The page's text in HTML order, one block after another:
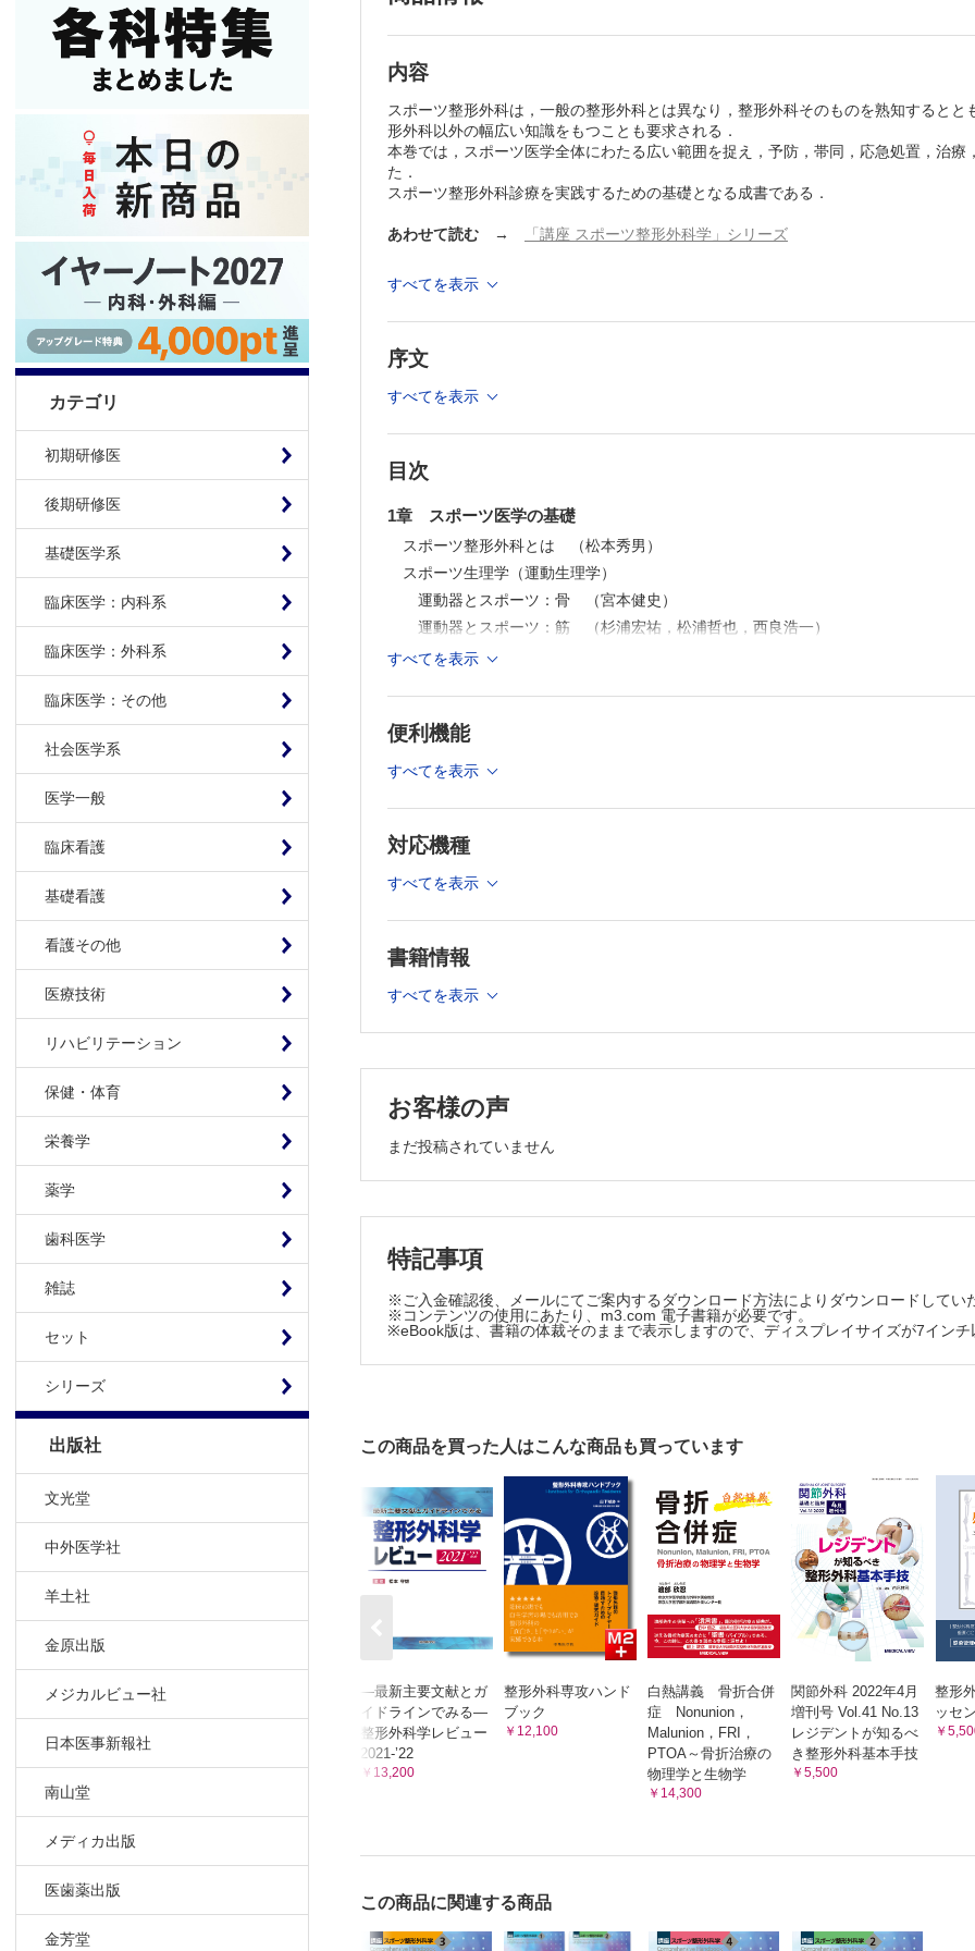
カテゴリ
初期研修医
後期研修医
基礎医学系
臨床医学：内科系
臨床医学：外科系
臨床医学：その他
社会医学系
医学一般
臨床看護
基礎看護
看護その他
医療技術
リハビリテーション
保健・体育
栄養学
薬学
歯科医学
雑誌
セット
シリーズ
出版社
文光堂
中外医学社
羊土社
金原出版
メジカルビュー社
日本医事新報社
南山堂
メディカ出版
医歯薬出版
金芳堂
行）
デンタルチェック （武田友孝，中島一憲）
体力評価，運動機能評価 （広瀬統一）
画像診断 （岩本 航，加藤拓也）
コンディショニング （鳥居 俊）
筋力トレーニング （今井覚志）
スポーツと循環器疾患 （福島理文，深尾宏祐，島田和典）
アスリートと貧血 （山﨑舞子，三宅康史）
スポーツにおける熱中症 （川原 貴）
脳振盪・頭部外傷 （中山晴雄，平元 侑，岩渕 聡）
内容
スポーツ整形外科は，一般の整形外科とは異なり，整形外科そのものを熟知すると
形外科以外の幅広い知識をもつことも要求される．
本巻では，スポーツ医学全体にわたる広い範囲を捉え，予防，帯同，応急処置，治
た．
スポーツ整形外科診療を実践するための基礎となる成書である．
あわせて読む → 「講座 スポーツ整形外科学」シリーズ
※本製品はPCでの閲覧も可能です。
製品のご購入後、「購入済ライセンス一覧」より、オンライン環境で閲覧可能なPDF
すべてを表示
序文
すべてを表示
目次
1章 スポーツ医学の基礎
スポーツ整形外科とは （松本秀男）
スポーツ生理学（運動生理学）
運動器とスポーツ：骨 （宮本健史）
運動器とスポーツ：筋 （杉浦宏祐，松浦哲也，西良浩一）
運動器とスポーツ：関節 （古松毅之）
水・電解質とスポーツ （能勢博，増木静江）
循環器とスポーツ （牧田 茂）
成長期とスポーツ （帖佐悦男）
中高年と健康スポーツ （藤本繁夫，小林 茂）
トップアスリート （金岡恒治）
障がい者スポーツ （山田睦雄）
スポーツ心理学 （山本裕二）
スポーツ歯科 （安井利一）
呼気ガス分析 （東宏一郎）
反射マーカーによる動作解析 （原藤健吾，伯川聡志，名倉武雄）
メディカルチェック
整形外科的メディカルチェック （木村光宏，中瀬順介，土屋弘行）
脳外科領域のメディカルチェック （荻野雅宏）
婦人科領域のメディカルチェック （能瀬さやか）
体力評価，運動機能評価 （広瀬統一）
画像診断 （岩本 航，加藤拓也）
栄養管理 （細井雅之）
コンディショニング （鳥居 俊）
スポーツトレーニング
筋力トレーニング （今井覚志）
柔軟性トレーニング （相澤純也）
敏捷性（アジリティ） （松田匠生，鈴川仁人）
アンチ・ドーピング指導 （真鍋知宏）
3章 スポーツ外傷・障害に対する治療の原則
応急手当，応急処置 （塚原由佳）
手術療法 （佐藤和毅，木村豪志，世良 泰，大谷俊郎，金治有彦，松村 昇）
競技復帰に向けてのポイント （山本祐司）
すべてを表示
便利機能
すべてを表示
対応機種
すべてを表示
書籍情報
すべてを表示
お客様の声
まだ投稿されていません
特記事項
※ご入金確認後、メールにてご案内するダウンロード方法によりダウンロードしてい
※コンテンツの使用にあたり、m3.com 電子書籍が必要です。
※eBook版は、書籍の体裁そのままで表示しますので、ディスプレイサイズが7インチ
この商品を買った人はこんな商品も買っています
—最新主要文献とガ
イドラインでみる—
整形外科学レビュー
2021-’22
￥13,200
整形外科専攻ハンド
ブック
￥12,100
白熱講義 骨折合併
症 Nonunion，
Malunion，FRI，
PTOA～骨折治療の
物理学と生物学
￥14,300
関節外科 2022年4月
増刊号 Vol.41 No.13
レジデントが知るべ
き整形外科基本手技
￥5,500
整形
ッセ
￥
この商品に関連する商品